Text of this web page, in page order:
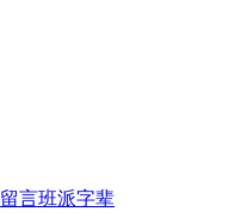
言班派字辈